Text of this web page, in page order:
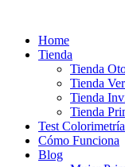
contenidoHome
Tienda
Tienda
Tienda
Tienda
Tienda
Test Colorimetría
Cómo Funciona
Blog